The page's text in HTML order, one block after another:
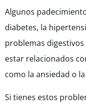
Algunos
diabetes, la
problemas
estar relacionados
como la ansiedad o
Si tienes estos